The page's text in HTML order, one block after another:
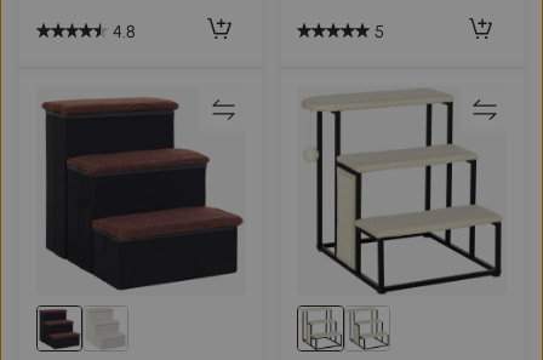
4.8 5